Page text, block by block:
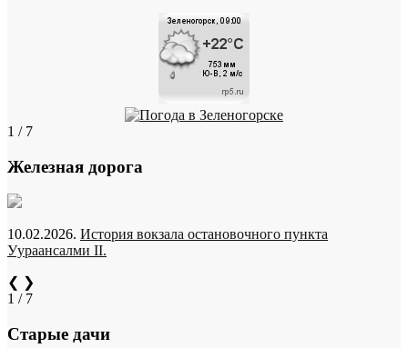
1 / 7
Железная дорога
10.02.2026. История вокзала остановочного пункта
Уураансалми II.
❮ ❯
1 / 7
Старые дачи